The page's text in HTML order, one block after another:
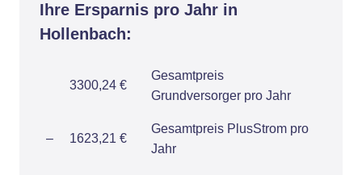
Ihre Ersparnis pro Jahr in
Hollenbach:
3300,24 €
Gesamtpreis
Grundversorger pro Jahr
– 1623,21 €
Gesamtpreis PlusStrom pro
Jahr